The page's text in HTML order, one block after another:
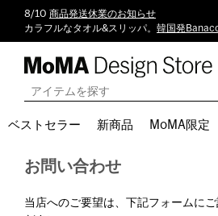
8/10 商品発送休業のお知らせ
カラフルなタオル&スリッパ。 韓国発
ベストセラー 新商品 MoMA限定
お問い合わせ
当店へのご要望は、下記フォームに